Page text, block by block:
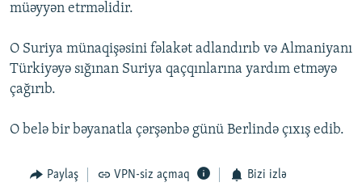
müəyyən etrməlidir.
O Suriya münaqişəsini fəlakət adlandırıb və Almaniyanı
Türkiyəyə sığınan Suriya qaçqınlarına yardım etməyə
çağırıb.
O belə bir bəyanatla çərşənbə günü Berlində çıxış edib.
Paylaş VPN-siz açmaq Bizi izlə